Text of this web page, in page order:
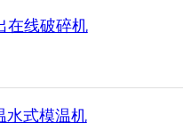
在线破碎机
水式模温机